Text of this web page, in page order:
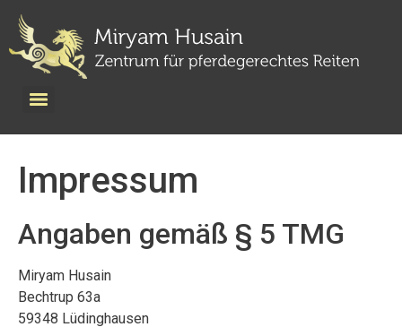
Impressum
Angaben gemäß § 5 TMG
Miryam Husain
Bechtrup 63a
59348 Lüdinghausen